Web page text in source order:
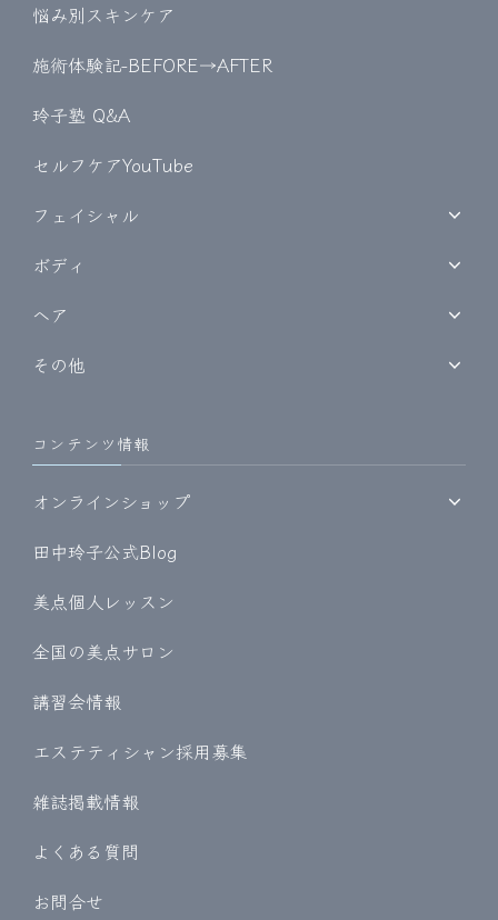
悩み別スキンケア
施術体験記-BEFORE→AFTER
玲子塾 Q&A
セルフケアYouTube
フェイシャル
ボディ
ヘア
その他
コンテンツ情報
オンラインショップ
田中玲子公式Blog
美点個人レッスン
全国の美点サロン
講習会情報
エステティシャン採用募集
雑誌掲載情報
よくある質問
お問合せ